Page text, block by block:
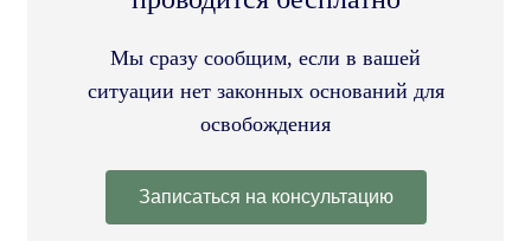
Мы сразу сообщим, если в вашей
ситуации нет законных оснований для
освобождения
Записаться на консультацию